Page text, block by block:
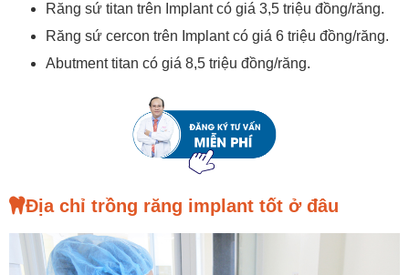
Răng sứ titan trên Implant có giá 3,5 triệu đồng/răng.
Răng sứ cercon trên Implant có giá 6 triệu đồng/răng.
Abutment titan có giá 8,5 triệu đồng/răng.
Địa chỉ trồng răng implant tốt ở đâu